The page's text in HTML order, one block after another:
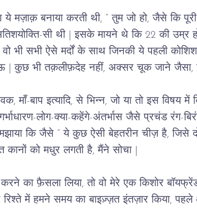
ये मज़ाक़ बनाया करती थी, “ तुम जो हो, जैसे कि
सी थी | इसके मायने थे कि 22 की उम्र
भी सभी ऐसे मर्दों के साथ जिनकी ये पहली
| कुछ भी तक़लीफ़देह नहीं, अक्सर चूक जाने जैसा,
माँ-बाप इत्यादि, से भिन्न, जो या तो इस विषय
लोग-क्या-कहेंगे-अंतर्भास जैसे प्रचंड रंग-
कि जैसे “ ये कुछ ऐसी बेहतरीन चीज़ है, जिसे
कानों को मधुर लगती है, मैंने सोचा |
का फ़ैसला लिया, तो वो मेरे एक किशोर
रिश्ते में हमने समय का बाइज़्ज़त इंतज़ार किया,